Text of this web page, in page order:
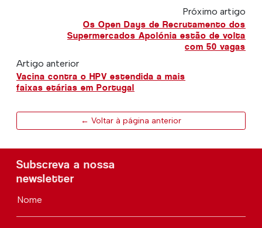
Próximo artigo
Os Open Days de Recrutamento dos
Supermercados Apolónia estão de volta
com 50 vagas
Artigo anterior
Vacina contra o HPV estendida a mais
faixas etárias em Portugal
← Voltar à página anterior
Subscreva a nossa
newsletter
Nome